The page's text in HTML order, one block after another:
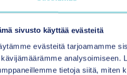
sivusto käyttää evästeitä
evästeitä tarjoamamme
kävijämäärämme analysoimiseen.
tietoja siitä, miten
paljon kiinnostusta ja